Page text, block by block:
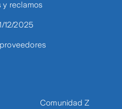
y reclamos
12/2025
Comunidad Z